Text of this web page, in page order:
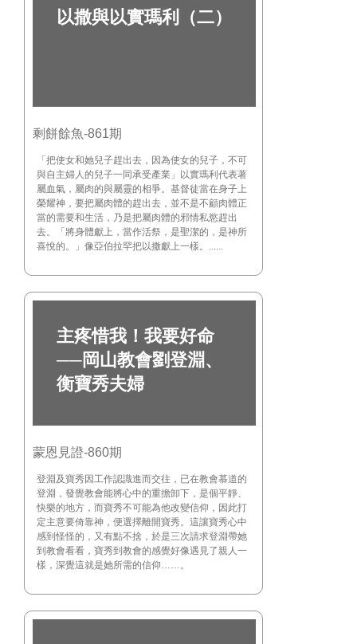
以撒與以實瑪利（二）
剩餅餘魚-861期
「把使女和她兒子趕出去，因為使女的兒子，不可
與自主婦人的兒子一同承受產業」以實瑪利代表著
屬血氣，屬肉的與屬靈的相爭。基督徒當在身子上
榮耀神，要把屬肉體的趕出去，並不是不顧肉體正
當的需要和生活，乃是把屬肉體的邪情私慾趕出
去。「將身體獻上，當作活祭，是聖潔的，是神所
喜悅的。」像亞伯拉罕把以撒獻上一樣。......
主疼惜我！我要好命
──岡山教會劉登淵、
衡寶秀夫婦
蒙恩見證-860期
登淵及寶秀因工作認識進而交往，已在教會慕道的
登淵，發覺教會能將心中的重擔卸下，是個平靜、
快樂的地方，而寶秀不可能為他改變信仰，因此打
定主意要倚靠神，便選擇離開寶秀。這讓寶秀心中
感到怪怪的，又有點不捨，於是三次請求登淵帶她
到教會看看，寶秀到教會的感覺好像遇見了親人一
樣，深覺這就是她所需的信仰……。